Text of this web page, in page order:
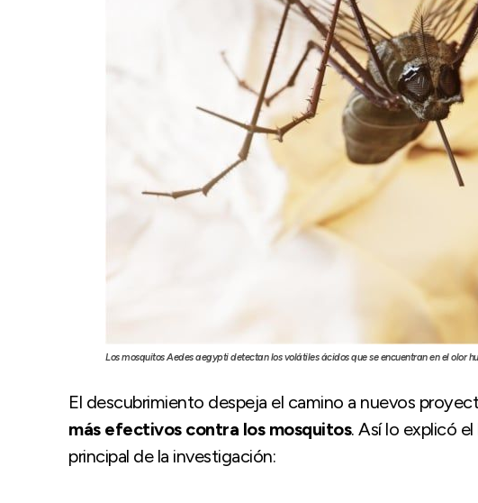
Los mosquitos Aedes aegypti detectan los volátiles ácidos que se encuentran en el olor
El descubrimiento despeja el camino a nuevos
más efectivos contra los mosquitos. Así lo explicó
principal de la investigación: